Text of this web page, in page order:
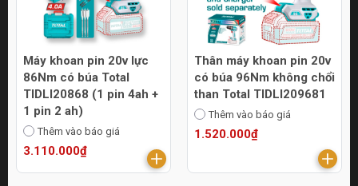
Máy khoan pin 20v lực
86Nm có búa Total
TIDLI20868 (1 pin 4ah +
1 pin 2 ah)
Thêm vào báo giá
3.110.000₫
Thân máy khoan pin 20v
có búa 96Nm không chổi
than Total TIDLI209681
Thêm vào báo giá
1.520.000₫